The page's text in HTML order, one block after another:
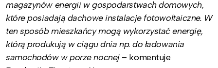
magazynów energii w gospodarstwach domowych,
które posiadają dachowe instalacje fotowoltaiczne. W
ten sposób mieszkańcy mogą wykorzystać energię,
którą produkują w ciągu dnia np. do ładowania
samochodów w porze nocnej – komentuje